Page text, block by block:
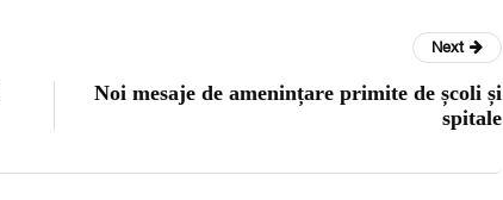
Next
Noi mesaje de amenințare primite de școli și
spitale